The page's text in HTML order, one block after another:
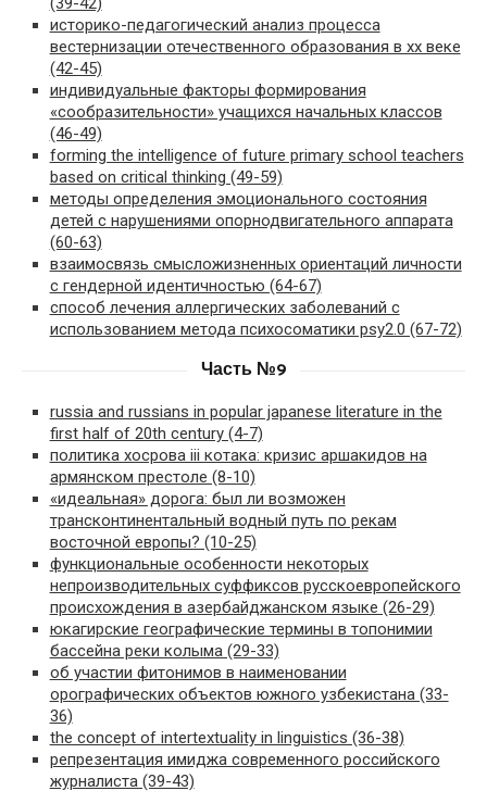
историко-педагогический анализ процесса
вестернизации отечественного образования в xx веке
(42-45)
индивидуальные факторы формирования
«сообразительности» учащихся начальных классов
(46-49)
forming the intelligence of future primary school teachers
based on critical thinking (49-59)
методы определения эмоционального состояния
детей с нарушениями опорнодвигательного аппарата
(60-63)
взаимосвязь смысложизненных ориентаций личности
с гендерной идентичностью (64-67)
способ лечения аллергических заболеваний с
использованием метода психосоматики psy2.0 (67-72)
Часть №9
russia and russians in popular japanese literature in the
first half of 20th century (4-7)
политика хосрова iii котака: кризис аршакидов на
армянском престоле (8-10)
«идеальная» дорога: был ли возможен
трансконтинентальный водный путь по рекам
восточной европы? (10-25)
функциональные особенности некоторых
непроизводительных суффиксов русскоевропейского
происхождения в азербайджанском языке (26-29)
юкагирские географические термины в топонимии
бассейна реки колыма (29-33)
об участии фитонимов в наименовании
орографических объектов южного узбекистана (33-
36)
the concept of intertextuality in linguistics (36-38)
репрезентация имиджа современного российского
журналиста (39-43)